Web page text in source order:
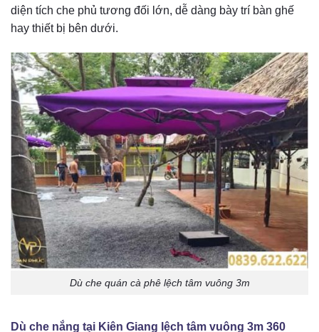
diện tích che phủ tương đối lớn, dễ dàng bày trí bàn ghế
hay thiết bị bên dưới.
Dù che quán cà phê lệch tâm vuông 3m
Dù che nắng tại Kiên Giang lệch tâm vuông 3m 360